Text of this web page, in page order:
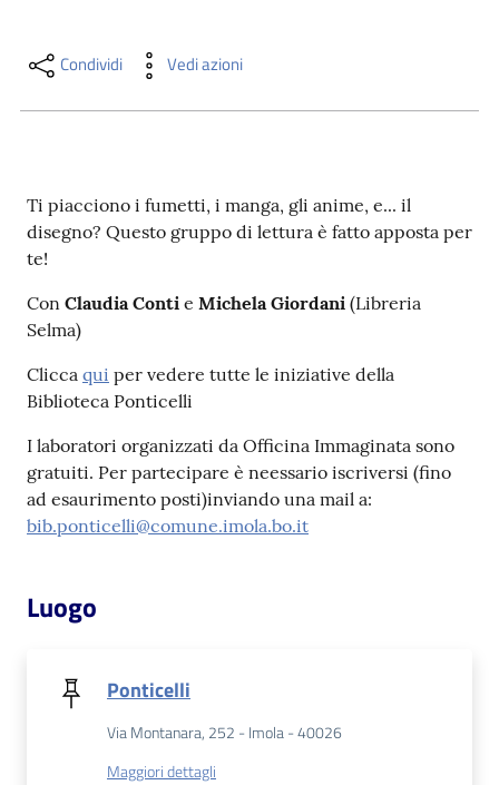
contenuti
Piani
Archivio
storico
Decentrate
per
Condividi Vedi azioni
Ti piacciono i fumetti, i manga, gli anime, e... il
disegno? Questo gruppo di lettura è fatto apposta per
te!
Con Claudia Conti e Michela Giordani (Libreria
Selma)
Clicca qui per vedere tutte le iniziative della
Biblioteca Ponticelli
I laboratori organizzati da Officina Immaginata sono
gratuiti. Per partecipare è neessario iscriversi (fino
ad esaurimento posti)inviando una mail a:
bib.ponticelli@comune.imola.bo.it
Luogo
Ponticelli
Via Montanara, 252 - Imola - 40026
Maggiori dettagli